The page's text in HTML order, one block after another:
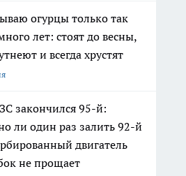
огурцы только так
лет: стоят до весны,
и всегда хрустят
закончился 95-й:
ли один раз залить 92-й
двигатель
не прощает